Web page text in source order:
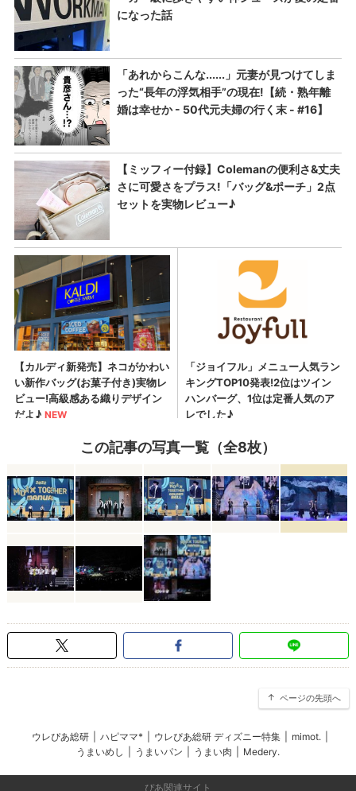
この記事の写真一覧（全8枚）
ページの先頭へ
ウレぴあ総研 ハピママ* ウレぴあ総研 ディズニー特集 mimot.
うまいめし
うまいパン うまい肉 Medery.
ぴあ関連サイト